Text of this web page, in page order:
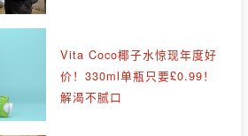
Vita Coco椰子水惊现年度好
价！330ml单瓶只要£0.99！
解渴不腻口